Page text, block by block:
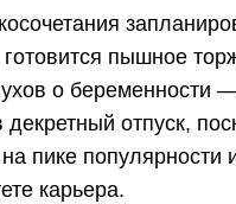
пышное
о беременности
декретный отпуск,
пике популярности
карьера.